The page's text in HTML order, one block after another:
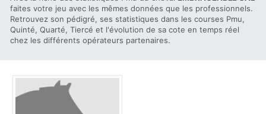
faites votre jeu avec les mêmes données que les professionnels.
Retrouvez son pédigré, ses statistiques dans les courses Pmu,
Quinté, Quarté, Tiercé et l'évolution de sa cote en temps réel
chez les différents opérateurs partenaires.